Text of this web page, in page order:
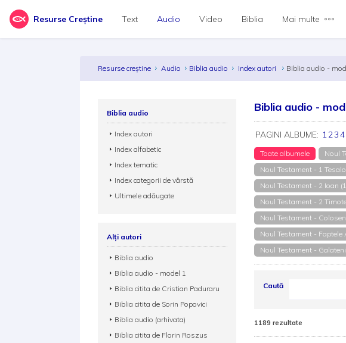
Resurse Creștine Text Audio Video Biblia Mai multe
Resurse creștine Audio Biblia audio Index autori Biblia audio -
Biblia audio -
PAGINI ALBUME: 1234
Toate albumele Noul
Noul Testament - 1
Noul Testament - 2 Ioan
Noul Testament - 2
Noul Testament -
Noul Testament - Faptele
Noul Testament - Galateni
Caută
1189 rezultate
Biblia audio
Index autori
Index alfabetic
Index tematic
Index categorii de vârstă
Ultimele adăugate
Alți autori
Biblia audio
Biblia audio - model 1
Biblia citita de Cristian Paduraru
Biblia citita de Sorin Popovici
Biblia audio (arhivata)
Biblia citita de Florin Roszus